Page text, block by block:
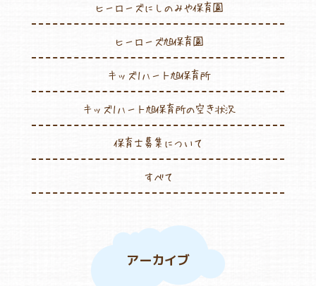
ヒーローズにしのみや保育園
ヒーローズ旭保育園
キッズ1ハート旭保育所
キッズ1ハート旭保育所の空き状況
保育士募集について
すべて
アーカイブ